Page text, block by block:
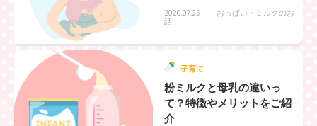
2020.07.25
おっぱい・ミルクのお
話
子育て
粉ミルクと母乳の違いっ
て？特徴やメリットをご紹
介